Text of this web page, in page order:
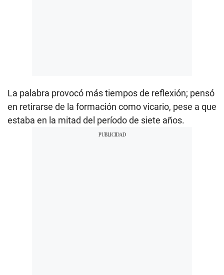
La palabra provocó más tiempos de reflexión; pensó
en retirarse de la formación como vicario, pese a que
estaba en la mitad del período de siete años.